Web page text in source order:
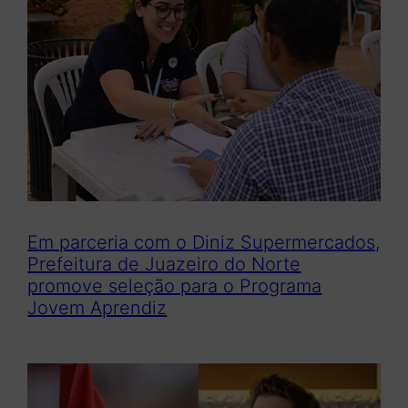
Em parceria com o Diniz Supermercados,
Prefeitura de Juazeiro do Norte
promove seleção para o Programa
Jovem Aprendiz